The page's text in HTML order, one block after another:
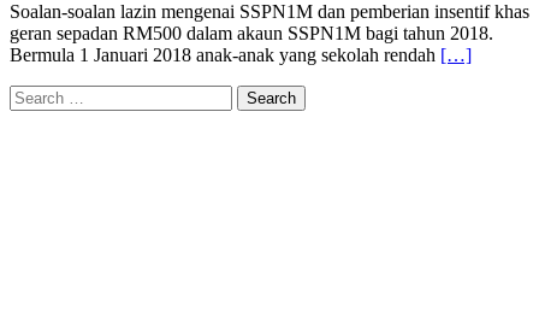
Soalan-soalan lazin mengenai SSPN1M dan pemberian insentif khas
geran sepadan RM500 dalam akaun SSPN1M bagi tahun 2018.
Bermula 1 Januari 2018 anak-anak yang sekolah rendah […]
Search
for: